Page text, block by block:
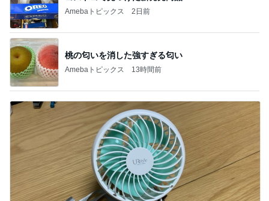
Amebaトピックス 2日前
桃の匂いを消した強すぎる匂い
Amebaトピックス 13時間前